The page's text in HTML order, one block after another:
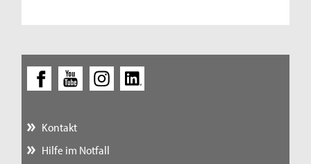
Kontakt
Hilfe im Notfall